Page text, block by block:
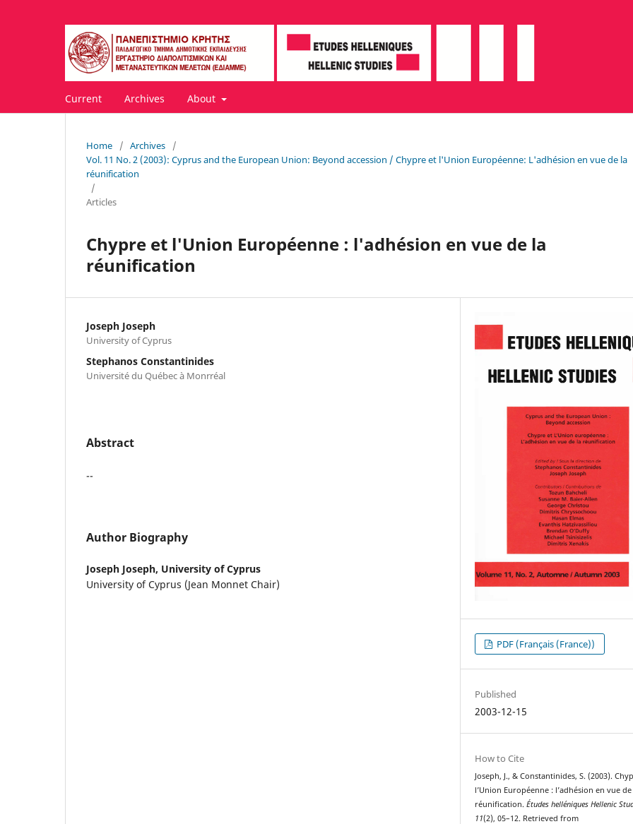
Current Archives About
Home / Archives
/
Vol. 11 No. 2 (2003): Cyprus and the European Union: Beyond accession / Chypre et l'Union Européenne: L'adhésion en vue de la
réunification
/
Articles
Chypre et l'Union Européenne : l'adhésion en vue de la
réunification
Joseph Joseph
University of Cyprus
Stephanos Constantinides
Université du Québec à Monrréal
Abstract
--
Author Biography
Joseph Joseph, University of Cyprus
University of Cyprus (Jean Monnet Chair)
PDF (Français (France))
Published
2003-12-15
How to Cite
Joseph, J., & Constantinides, S. (2003).
l’Union Européenne : l’adhésion en vue
réunification.Études helléniques Hellenic
11(2), 05–12. Retrieved from